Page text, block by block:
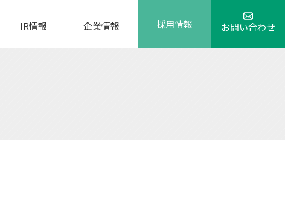
IR情報 企業情報 採用情報 お問い合わせ